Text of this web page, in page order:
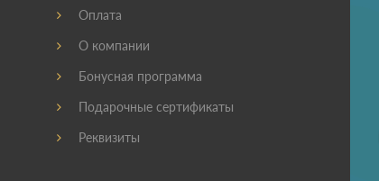
Оплата
О компании
Бонусная программа
Подарочные сертификаты
Реквизиты